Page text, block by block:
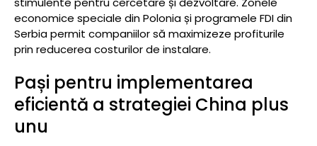
economice speciale din Polonia și programele FDI din
Serbia permit companiilor să maximizeze profiturile
prin reducerea costurilor de instalare.
Pași pentru implementarea
eficientă a strategiei China plus
unu